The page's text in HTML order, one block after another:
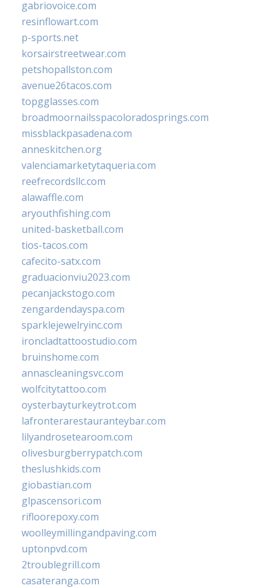
gabriovoice.com
resinflowart.com
p-sports.net
korsairstreetwear.com
petshopallston.com
avenue26tacos.com
topgglasses.com
broadmoornailsspacoloradosprings.com
missblackpasadena.com
anneskitchen.org
valenciamarketytaqueria.com
reefrecordsllc.com
alawaffle.com
aryouthfishing.com
united-basketball.com
tios-tacos.com
cafecito-satx.com
graduacionviu2023.com
pecanjackstogo.com
zengardendayspa.com
sparklejewelryinc.com
ironcladtattoostudio.com
bruinshome.com
annascleaningsvc.com
wolfcitytattoo.com
oysterbayturkeytrot.com
lafronterarestauranteybar.com
lilyandrosetearoom.com
olivesburgberrypatch.com
theslushkids.com
giobastian.com
glpascensori.com
rifloorepoxy.com
woolleymillingandpaving.com
uptonpvd.com
2troublegrill.com
casateranga.com